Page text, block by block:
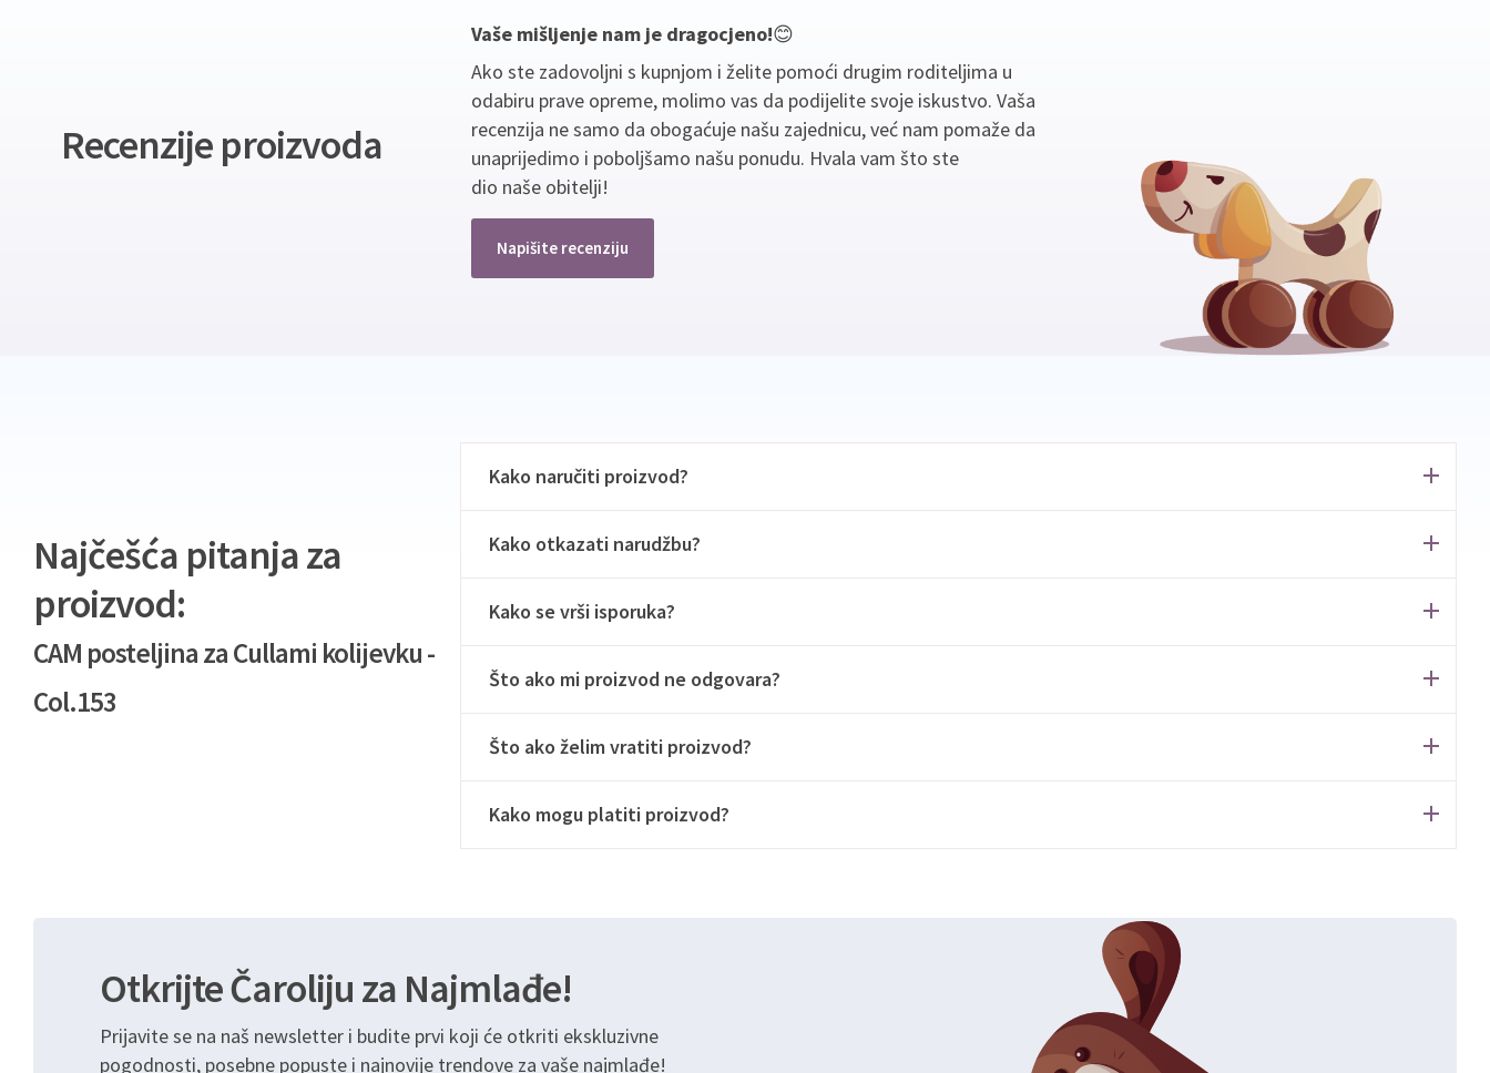
Recenzije proizvoda
Vaše mišljenje nam je dragocjeno!😊
Ako ste zadovoljni s kupnjom i želite pomoći drugim roditeljima u
odabiru prave opreme, molimo vas da podijelite svoje iskustvo. Vaša
recenzija ne samo da obogaćuje našu zajednicu, već nam pomaže da
unaprijedimo i poboljšamo našu ponudu. Hvala vam što ste
dio naše obitelji!
Napišite recenziju
Najčešća pitanja za
proizvod:
CAM posteljina za Cullami kolijevku -
Col.153
Kako naručiti proizvod?
Kako otkazati narudžbu?
Kako se vrši isporuka?
Što ako mi proizvod ne odgovara?
Što ako želim vratiti proizvod?
Kako mogu platiti proizvod?
Otkrijte Čaroliju za Najmlađe!
Prijavite se na naš newsletter i budite prvi koji će otkriti ekskluzivne
pogodnosti, posebne popuste i najnovije trendove za vaše najmlađe!